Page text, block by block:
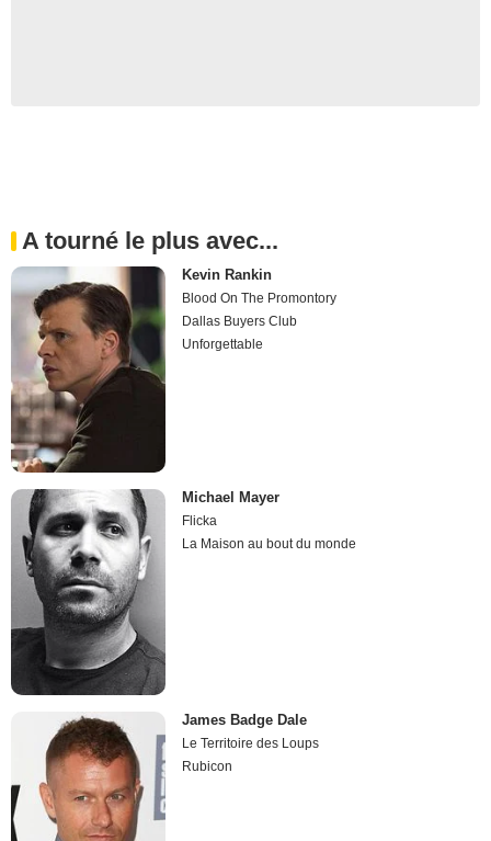
A tourné le plus avec...
Kevin Rankin
Blood On The Promontory
Dallas Buyers Club
Unforgettable
Michael Mayer
Flicka
La Maison au bout du monde
James Badge Dale
Le Territoire des Loups
Rubicon